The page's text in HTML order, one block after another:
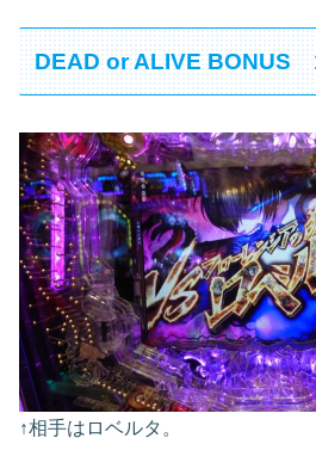
DEAD or ALIVE BONUS
↑相手はロベルタ。